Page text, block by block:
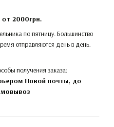
2000грн.
по пятницу. Большинство
отправляются день в день.
получения заказа:
Новой почты, до